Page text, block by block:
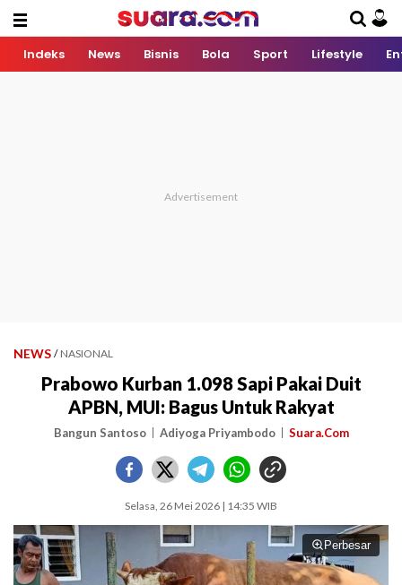
Indeks News Bisnis Bola Sport Lifestyle
NEWS / NASIONAL
Prabowo Kurban 1.098 Sapi Pakai Duit
APBN, MUI: Bagus Untuk Rakyat
Bangun Santoso Adiyoga Priyambodo Suara.Com
Selasa, 26 Mei 2026 | 14:35 WIB
Perbesar